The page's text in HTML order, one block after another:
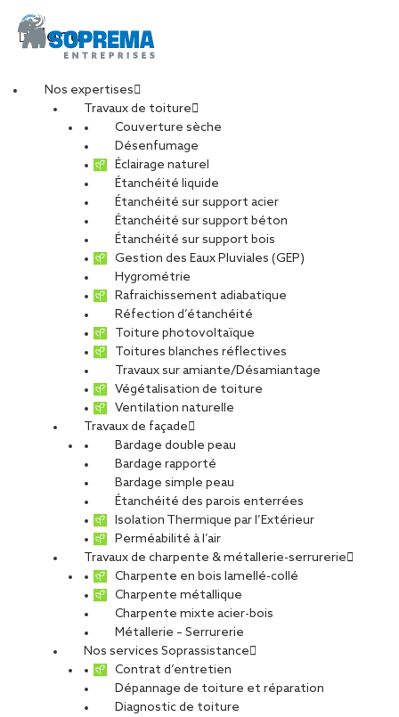
Menu
Nos expertises
Travaux de toiture
Couverture sèche
Désenfumage
Éclairage naturel
Étanchéité liquide
Étanchéité sur support acier
Étanchéité sur support béton
Étanchéité sur support bois
Gestion des Eaux Pluviales (GEP)
Hygrométrie
Rafraichissement adiabatique
Réfection d’étanchéité
Toiture photovoltaïque
Toitures blanches réflectives
Travaux sur amiante/Désamiantage
Végétalisation de toiture
Ventilation naturelle
Travaux de façade
Bardage double peau
Bardage rapporté
Bardage simple peau
Étanchéité des parois enterrées
Isolation Thermique par l’Extérieur
Perméabilité à l’air
Travaux de charpente & métallerie-serrurerie
Charpente en bois lamellé-collé
Charpente métallique
Charpente mixte acier-bois
Métallerie – Serrurerie
Nos services Soprassistance
Contrat d’entretien
Dépannage de toiture et réparation
Diagnostic de toiture
Visite des étudiants
de 5ème année de
l’INSA Strasbourg au
Grand Charles
PARTAGER
16 septembre 2024
Retour en images sur la visite des étudiants de 5ème année
INSA Strasbourgau Grand Charles, Siège du Groupe
Au programme, ce 12 septembre dernier :
– Présentation du groupe dans l’atrium par des collaborateurs
agence de Strasbourg
, ainsi que Rodolphe LEFEVRE et
Julien WHITE – anciens étudiants de l’INSA (promo 97 et 2011)
– Déjeuner au restaurant d’entreprise
– Visite du chantier de la nouvelle usine d’étanchéité liquide
SOPREMA, réalisé par Strasbourg et
– Visite du Grand Charles et ses infrastructures
– Présentations de 4 sujets de Projets de Fin d’Etudes (PFE)
proposés aux étudiants
Merci à l’INSA Strasbourg, aux étudiants présents ainsi que